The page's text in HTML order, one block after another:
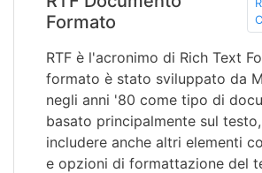
Formato
RTF è l'acronimo di Rich Text
formato è stato sviluppato da
negli anni '80 come tipo di
basato principalmente sul
includere anche altri elementi
e opzioni di formattazione del